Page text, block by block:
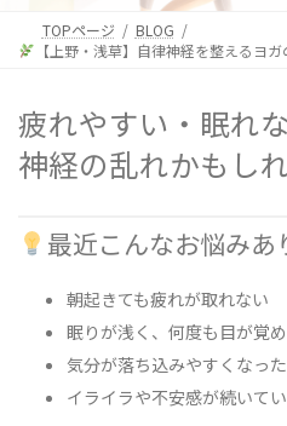
TOPページ
BLOG
【上野・浅草】自律神経を整えるヨガ
疲れやすい・眠れ
神経の乱れかもし
最近こんなお悩みあ
朝起きても疲れが取れない
眠りが浅く、何度も目が覚
気分が落ち込みやすくなった
イライラや不安感が続いて